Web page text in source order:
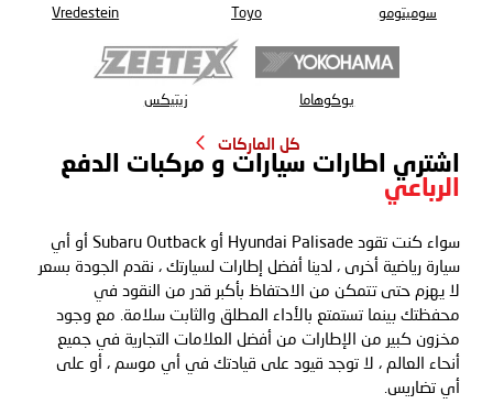
سوميتومو Toyo
Vredestein
يوكوهاما زيتيكس
كل الماركات
اشتري اطارات سيارات و مركبات الدفع
الرباعي
سواء كنت تقود Hyundai Palisade أو Subaru Outback أو أي
سيارة رياضية أخرى ، لدينا أفضل إطارات لسيارتك ، نقدم الجودة بسعر
لا يهزم حتى تتمكن من الاحتفاظ بأكبر قدر من النقود في
محفظتك بينما تستمتع بالأداء المطلق والثابت سلامة. مع وجود
مخزون كبير من الإطارات من أفضل العلامات التجارية في جميع
أنحاء العالم ، لا توجد قيود على قيادتك في أي موسم ، أو على
أي تضاريس.